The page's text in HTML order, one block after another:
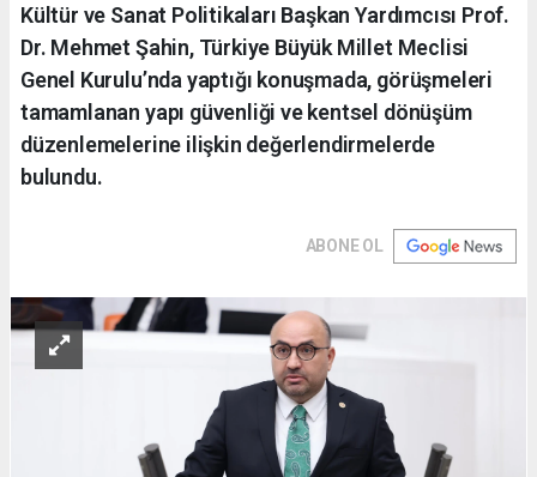
Kültür ve Sanat Politikaları Başkan Yardımcısı Prof.
Dr. Mehmet Şahin, Türkiye Büyük Millet Meclisi
Genel Kurulu’nda yaptığı konuşmada, görüşmeleri
tamamlanan yapı güvenliği ve kentsel dönüşüm
düzenlemelerine ilişkin değerlendirmelerde
bulundu.
ABONE OL